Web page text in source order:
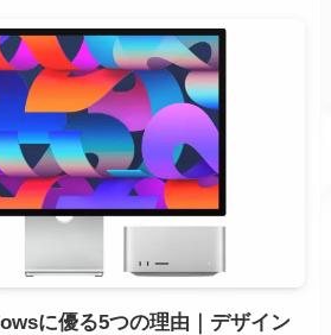
に優る5つの理由｜デザイン